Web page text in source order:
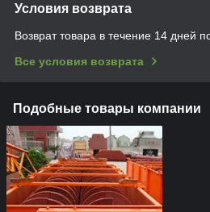
Условия возврата
Возврат товара в течение 14 дней
Все условия возврата
Подобные товары компании